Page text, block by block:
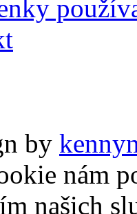
by
nám
našich